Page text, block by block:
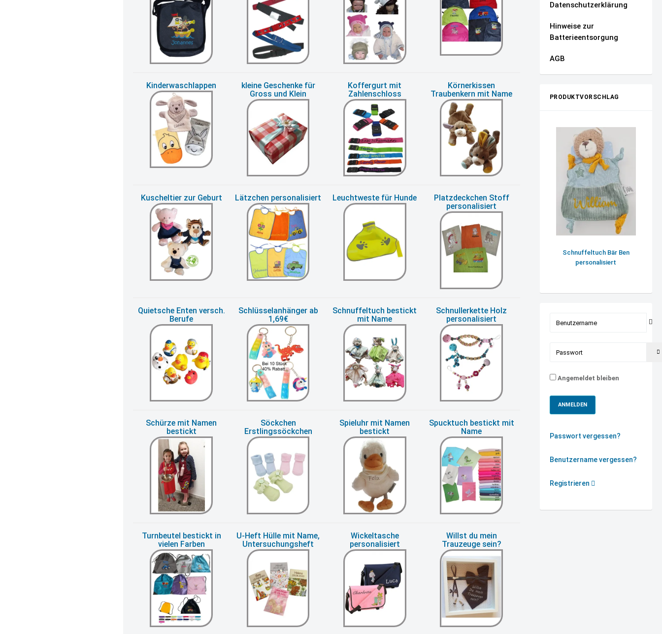
Kinderwaschlappen
kleine Geschenke für
Gross und Klein
Koffergurt mit
Zahlenschloss
Körnerkissen
Traubenkern mit Name
Kuscheltier zur Geburt Lätzchen personalisiert Leuchtweste für Hunde
Platzdeckchen Stoff
personalisiert
Quietsche Enten versch.
Berufe
Schlüsselanhänger ab
1,69€
Schnuffeltuch bestickt
mit Name
Schnullerkette Holz
personalisiert
Schürze mit Namen
bestickt
Söckchen
Erstlingssöckchen
Spieluhr mit Namen
bestickt
Spucktuch bestickt mit
Name
Turnbeutel bestickt in
vielen Farben
U-Heft Hülle mit Name,
Untersuchungsheft
Wickeltasche
personalisiert
Willst du mein
Trauzeuge sein?
Datenschutzerklärung
Hinweise zur
Batterieentsorgung
AGB
PRODUKTVORSCHLAG
Schnuffeltuch Bär Ben
personalisiert
Angemeldet bleiben
ANMELDEN
Passwort vergessen?
Benutzername vergessen?
Registrieren